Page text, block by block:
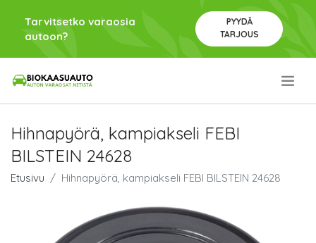
Tarvitsetko varaosia
autoon?
PYYDÄ
TARJOUS
Hihnapyörä, kampiakseli FEBI
BILSTEIN 24628
Etusivu Hihnapyörä, kampiakseli FEBI BILSTEIN 24628